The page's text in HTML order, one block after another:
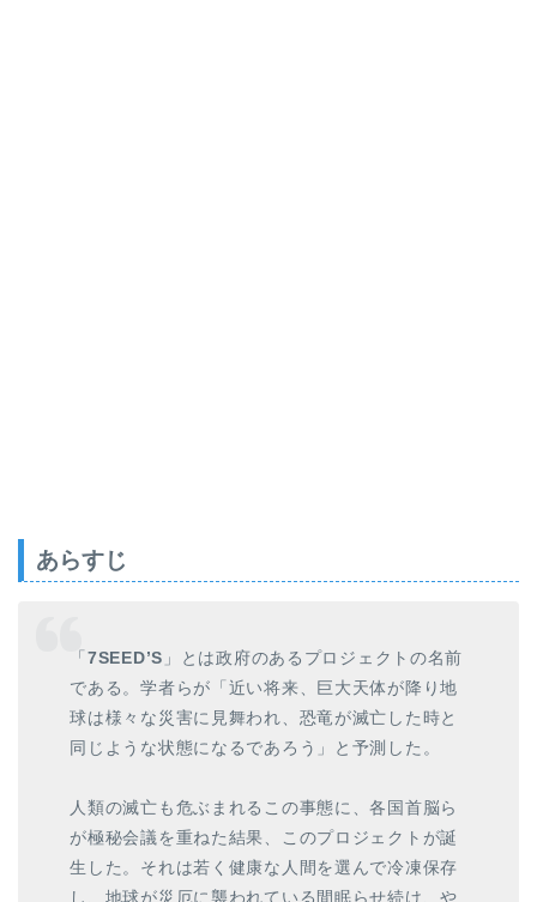
あらすじ
「 7SEED’S 」とは政府のあるプロジェクトの名前
である。学者らが「近い将来、巨大天体が降り地
球は様々な災害に見舞われ、恐竜が滅亡した時と
同じような状態になるであろう」と予測した。
人類の滅亡も危ぶまれるこの事態に、各国首脳ら
が極秘会議を重ねた結果、このプロジェクトが誕
生した。それは若く健康な人間を選んで冷凍保存
し、地球が災厄に襲われている間眠らせ続け、や